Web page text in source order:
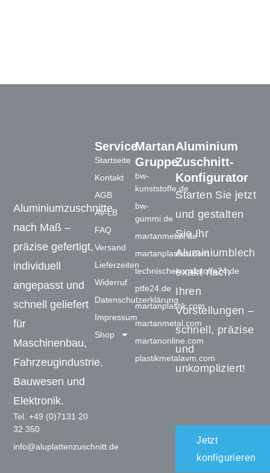
Aluminiumzuschnitte
nach Maß –
präzise gefertigt,
individuell
angepasst und
schnell geliefert
für
Maschinenbau,
Fahrzeugindustrie,
Bauwesen und
Elektronik.
Tel. +49 (0)7131 20
32 350
info@aluplattenzuschnitt.de
Martan
Gruppe
bw-
kunststoffe.de
bw-
gummi.de
martanmetall.de
martanplastics.com
technischekunststoffe24.de
ptfe24.de
martanplastik.com
martanmetal.com
martanonline.com
plastikmetalavm.com
Service
Startseite
Kontakt
AGB
AV-LB
FAQ
Versand
Lieferzeiten
Widerruf
Datenschutzerklärung
Impressum
Shop
Aluminium
Zuschnitt-
Konfigurator
Starten Sie jetzt
und gestalten
Sie Ihr
Aluminiumblech
exakt nach
Ihren
Vorstellungen –
schnell, präzise
und
unkompliziert!
Jetzt
konfigurieren